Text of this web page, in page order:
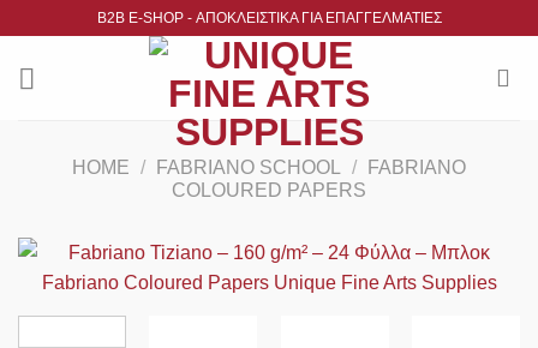
περιεχόμενο
B2B Ε-SHOP - ΑΠΟΚΛΕΙΣΤΙΚΑ ΓΙΑ ΕΠΑΓΓΕΛΜΑΤΙΕΣ
HOME / FABRIANO SCHOOL /
FABRIANO
COLOURED PAPERS